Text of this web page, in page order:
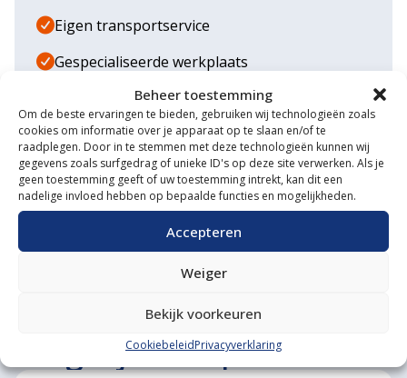
Beheer toestemming
Om de beste ervaringen te bieden, gebruiken wij technologieën zoals
cookies om informatie over je apparaat op te slaan en/of te
raadplegen. Door in te stemmen met deze technologieën kunnen wij
gegevens zoals surfgedrag of unieke ID's op deze site verwerken. Als je
geen toestemming geeft of uw toestemming intrekt, kan dit een
nadelige invloed hebben op bepaalde functies en mogelijkheden.
Accepteren
Weiger
Bekijk voorkeuren
CookiebeleidPrivacyverklaring
Eigen transportservice
Gespecialiseerde werkplaats
Diverse aanbouwwerktuigen
Grote voorraad minitrekkers
Grootste in kleine tractoren
Vergelijkbare producten